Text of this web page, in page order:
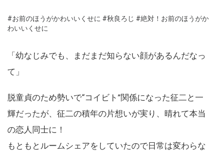
#お前のほうがかわいいくせに #秋良ろじ #絶対！お前のほうがか
わいいくせに
「幼なじみでも、まだまだ知らない顔があるんだなっ
て」
脱童貞のため勢いで“コイビト”関係になった征二と一
輝だったが、征二の積年の片想いが実り、晴れて本当
の恋人同士に！
もともとルームシェアをしていたので日常は変わらな